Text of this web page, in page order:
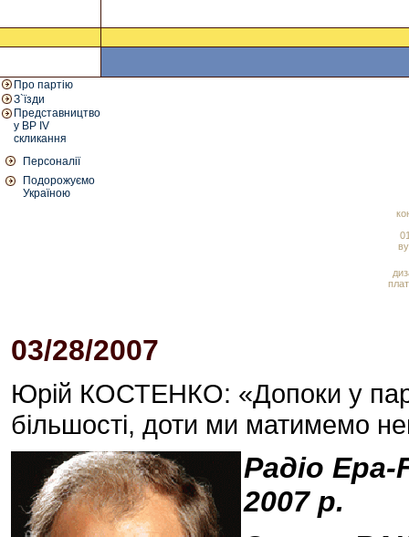
Про партію
З`їзди
Представництво
у ВР IV
скликання
Персоналії
Подорожуємо
Україною
03/28/2007
Юрій КОСТЕНКО: «Допоки у
більшості, доти ми матимемо
Радіо Ера-
2007 р.